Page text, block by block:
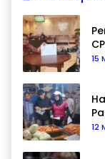
15
12